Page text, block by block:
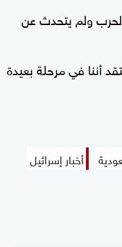
ولم يتحدث عن
أننا في مرحلة بعيدة
أخبار إسرائيل